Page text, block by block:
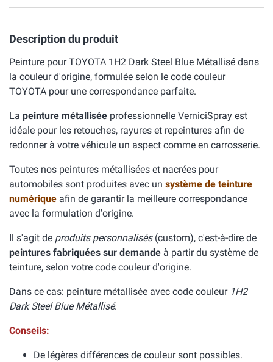
Description du produit
Peinture pour TOYOTA 1H2 Dark Steel Blue Métallisé dans
la couleur d'origine, formulée selon le code couleur
TOYOTA pour une correspondance parfaite.
La peinture métallisée professionnelle VerniciSpray est
idéale pour les retouches, rayures et repeintures afin de
redonner à votre véhicule un aspect comme en carrosserie.
Toutes nos peintures métallisées et nacrées pour
automobiles sont produites avec un système de teinture
numérique afin de garantir la meilleure correspondance
avec la formulation d'origine.
Il s'agit de produits personnalisés(custom), c'est-à-dire de
peintures fabriquées sur demande à partir du système de
teinture, selon votre code couleur d'origine.
Dans ce cas: peinture métallisée avec code couleur 1H2
Dark Steel Blue Métallisé.
Conseils:
De légères différences de couleur sont possibles.